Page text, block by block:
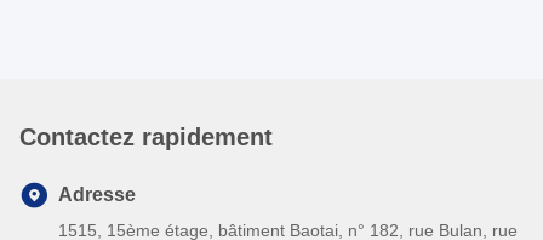
Contactez rapidement
Adresse
1515, 15ème étage, bâtiment Baotai, n° 182, rue Bulan, rue